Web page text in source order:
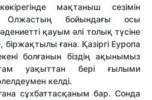
мақтаныш сезімін
Олжастың бойындағы осы
қауым әлі толық түсіне
біржақтылы ғана. Қазіргі Еуропа
болғанын біздің ақынымыз
уақыттан бері ғылыми
келді.
сұхбаттасқаным бар. Сонда